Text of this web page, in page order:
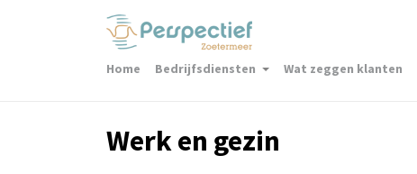
Home Bedrijfsdiensten Wat zeggen klanten
Werk en gezin